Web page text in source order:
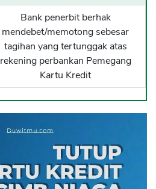
Bank penerbit berhak
mendebet/memotong sebesar
tagihan yang tertunggak atas
rekening perbankan Pemegang
Kartu Kredit